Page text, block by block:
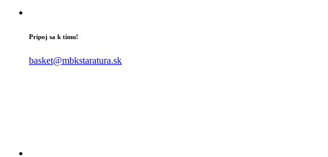
Pripoj sa k tímu!
basket@mbkstaratura.sk